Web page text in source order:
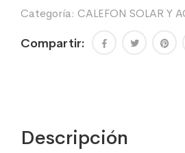
Categoría: CALEFON SOLAR Y
Compartir:
Descripción